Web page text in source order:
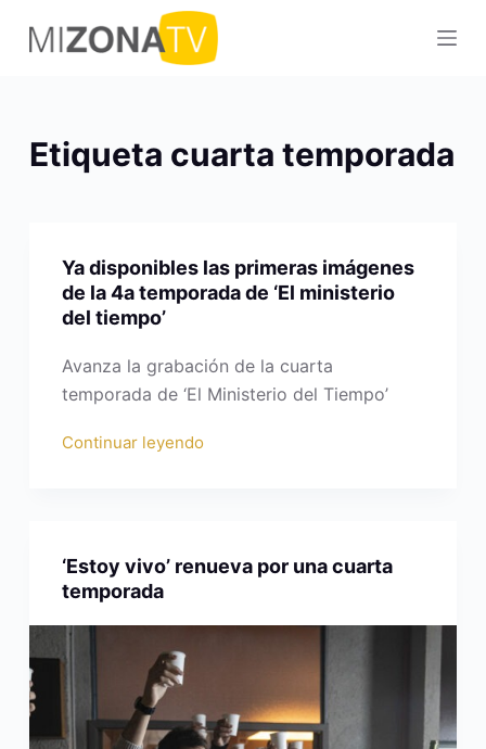
S
a
aEtiqueta cuarta temporada
Ya disponibles las primeras imágenes
de la 4a temporada de ‘El ministerio
del tiempo’
Avanza la grabación de la cuarta
temporada de ‘El Ministerio del Tiempo’
Continuar leyendo
‘Estoy vivo’ renueva por una cuarta
temporada